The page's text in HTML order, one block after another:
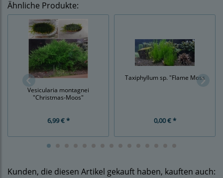
Ähnliche Produkte:
Vesicularia montagnei
"Christmas-Moos"
6,99 € *
Taxiphyllum sp. "Flame Moss
0,00 € *
Kunden, die diesen Artikel gekauft haben, kauften auch: